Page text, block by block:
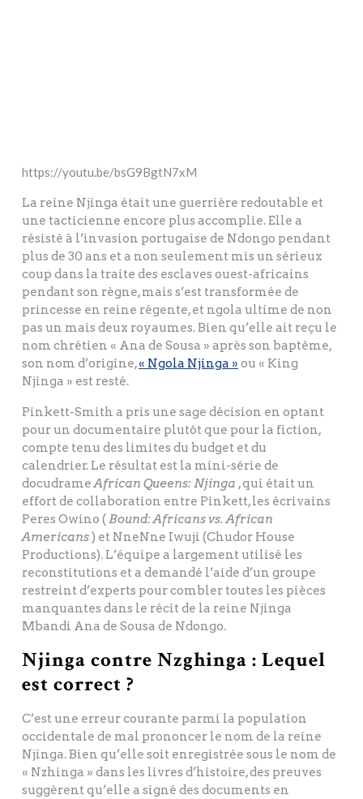
https://youtu.be/bsG9BgtN7xM
La reine Njinga était une guerrière redoutable et
une tacticienne encore plus accomplie. Elle a
résisté à l’invasion portugaise de Ndongo pendant
plus de 30 ans et a non seulement mis un sérieux
coup dans la traite des esclaves ouest-africains
pendant son règne, mais s’est transformée de
princesse en reine régente, et ngola ultime de non
pas un mais deux royaumes. Bien qu’elle ait reçu le
nom chrétien « Ana de Sousa » après son baptême,
son nom d’origine,« Ngola Njinga » ou « King
Njinga » est resté.
Pinkett-Smith a pris une sage décision en optant
pour un documentaire plutôt que pour la fiction,
compte tenu des limites du budget et du
calendrier. Le résultat est la mini-série de
docudrameAfrican Queens: Njinga , qui était un
effort de collaboration entre Pinkett, les écrivains
Peres Owino (Bound: Africans vs. African
Americans) et NneNne Iwuji (Chudor House
Productions). L’équipe a largement utilisé les
reconstitutions et a demandé l’aide d’un groupe
restreint d’experts pour combler toutes les pièces
manquantes dans le récit de la reine Njinga
Mbandi Ana de Sousa de Ndongo.
Njinga contre Nzghinga : Lequel
est correct ?
C’est une erreur courante parmi la population
occidentale de mal prononcer le nom de la reine
Njinga. Bien qu’elle soit enregistrée sous le nom de
« Nzhinga » dans les livres d’histoire, des preuves
suggèrent qu’elle a signé des documents en